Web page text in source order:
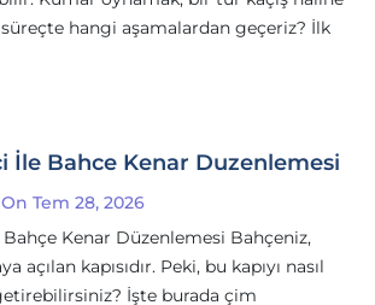
hangi aşamalardan geçeriz? İlk
İle Bahce Kenar Duzenlemesi
On Tem 28, 2026
Bahçe Kenar Düzenlemesi Bahçeniz,
açılan kapısıdır. Peki, bu kapıyı nasıl
İşte burada çim